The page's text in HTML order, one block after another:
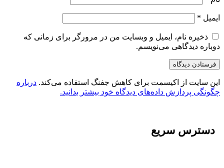
ایمیل *
ذخیره نام، ایمیل و وبسایت من در مرورگر برای زمانی که
دوباره دیدگاهی می‌نویسم.
این سایت از اکیسمت برای کاهش جفنگ استفاده می‌کند. درباره
چگونگی پردازش داده‌های دیدگاه خود بیشتر بدانید.
دسترس سریع